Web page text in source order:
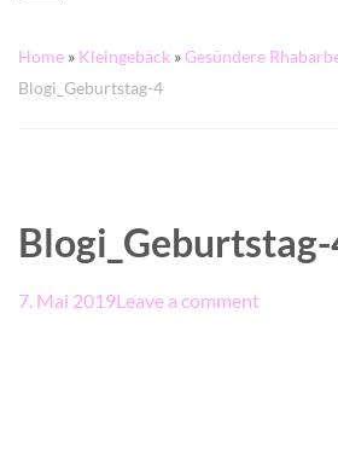
Home » Kleingebäck »Gesündere
Blogi_Geburtstag-4
7. Mai 2019Leave a comment